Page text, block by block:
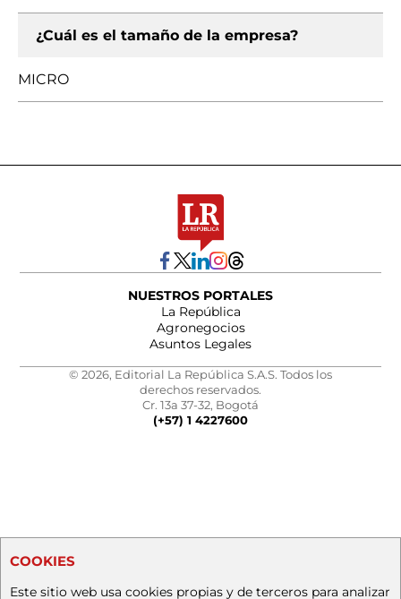
¿Cuál es el tamaño de la empresa?
MICRO
NUESTROS PORTALES
La República
Agronegocios
Asuntos Legales
© 2026, Editorial La República S.A.S. Todos los
derechos reservados.
Cr. 13a 37-32, Bogotá
(+57) 1 4227600
COOKIES
Este sitio web usa cookies propias y de terceros para analizar